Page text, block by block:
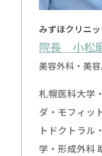
みずほクリニッ
院長 小松
美容外科・美
札幌医科大学
ダ・モフィッ
トドクトラル
学・形成外科